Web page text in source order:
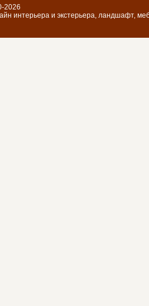
2026
интерьера и экстерьера, ландшафт,